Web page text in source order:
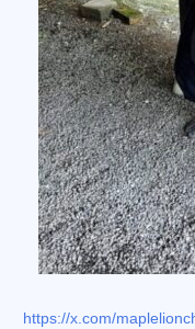
https://x.com/